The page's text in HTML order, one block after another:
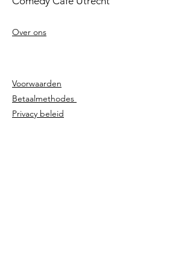
Over ons
Voorwaarden
Betaalmethodes
Privacy beleid